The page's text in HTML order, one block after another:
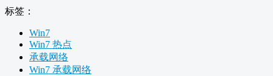
标签：
Win7
Win7 热点
承载网络
Win7 承载网络